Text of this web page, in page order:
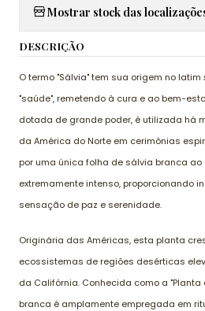
Mostrar stock das
DESCRIÇÃO
O termo "Sálvia" tem sua origem no latim
"saúde", remetendo à cura e ao bem-
dotada de grande poder, é utilizada há
da América do Norte em cerimônias
por uma única folha de sálvia branca
extremamente intenso, proporcionando
sensação de paz e serenidade.
Originária das Américas, esta planta
ecossistemas de regiões desérticas
da Califórnia. Conhecida como a
branca é amplamente empregada em